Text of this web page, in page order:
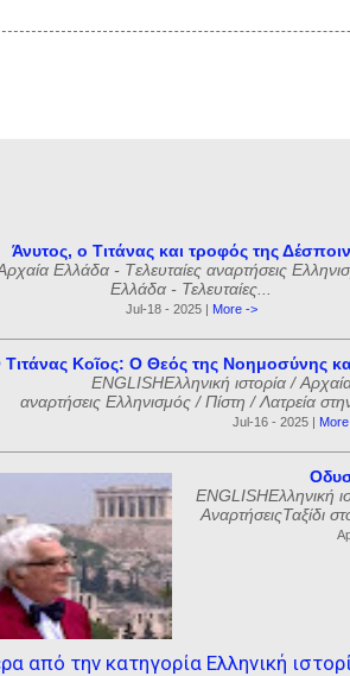
Άνυτος, ο Τιτάνας και τροφός της
Ελλάδα - Tελευταίες αναρτήσεις
Ελλάδα - Τελευταίες...
Jul-18 - 2025 | More ->
Κοῖος: Ο Θεός της Νοημοσύνης
ENGLISHΕλληνική ιστορία /
αναρτήσεις Ελληνισμός / Πίστη / Λατρεία
Jul-16 - 2025 |
ENGLISHΕλληνική
ΑναρτήσειςΤαξίδι
από την κατηγορία Ελληνική